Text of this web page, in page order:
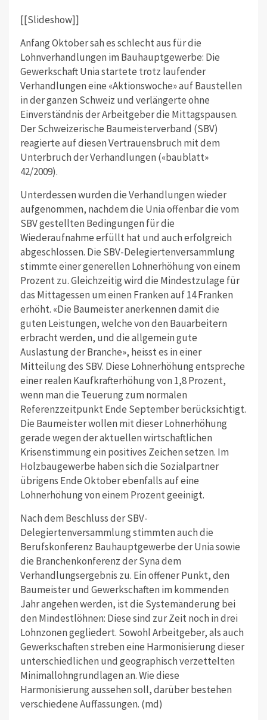
[[Slideshow]]
Anfang Oktober sah es schlecht aus für die
Lohnverhandlungen im Bauhauptgewerbe: Die
Gewerkschaft Unia startete trotz laufender
Verhandlungen eine «Aktionswoche» auf Baustellen
in der ganzen Schweiz und verlängerte ohne
Einverständnis der Arbeitgeber die Mittagspausen.
Der Schweizerische Baumeisterverband (SBV)
reagierte auf diesen Vertrauensbruch mit dem
Unterbruch der Verhandlungen («baublatt»
42/2009).
Unterdessen wurden die Verhandlungen wieder
aufgenommen, nachdem die Unia offenbar die vom
SBV gestellten Bedingungen für die
Wiederaufnahme erfüllt hat und auch erfolgreich
abgeschlossen. Die SBV-Delegiertenversammlung
stimmte einer generellen Lohnerhöhung von einem
Prozent zu. Gleichzeitig wird die Mindestzulage für
das Mittagessen um einen Franken auf 14 Franken
erhöht. «Die Baumeister anerkennen damit die
guten Leistungen, welche von den Bauarbeitern
erbracht werden, und die allgemein gute
Auslastung der Branche», heisst es in einer
Mitteilung des SBV. Diese Lohnerhöhung entspreche
einer realen Kaufkrafterhöhung von 1,8 Prozent,
wenn man die Teuerung zum normalen
Referenzzeitpunkt Ende September berücksichtigt.
Die Baumeister wollen mit dieser Lohnerhöhung
gerade wegen der aktuellen wirtschaftlichen
Krisenstimmung ein positives Zeichen setzen. Im
Holzbaugewerbe haben sich die Sozialpartner
übrigens Ende Oktober ebenfalls auf eine
Lohnerhöhung von einem Prozent geeinigt.
Nach dem Beschluss der SBV-
Delegiertenversammlung stimmten auch die
Berufskonferenz Bauhauptgewerbe der Unia sowie
die Branchenkonferenz der Syna dem
Verhandlungsergebnis zu. Ein offener Punkt, den
Baumeister und Gewerkschaften im kommenden
Jahr angehen werden, ist die Systemänderung bei
den Mindestlöhnen: Diese sind zur Zeit noch in drei
Lohnzonen gegliedert. Sowohl Arbeitgeber, als auch
Gewerkschaften streben eine Harmonisierung dieser
unterschiedlichen und geographisch verzettelten
Minimallohngrundlagen an. Wie diese
Harmonisierung aussehen soll, darüber bestehen
verschiedene Auffassungen. (md)